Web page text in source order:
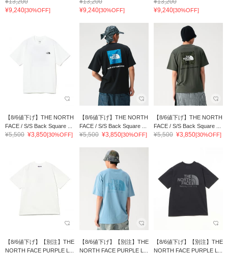
¥13,200
¥9,240[30%OFF]
¥13,200
¥9,240[30%OFF]
¥13,200
¥9,240[30%OFF]
【8/6値下げ】THE NORTH
FACE / S/S Back Square ...
¥5,500 ¥3,850[30%OFF]
【8/6値下げ】THE NORTH
FACE / S/S Back Square ...
¥5,500 ¥3,850[30%OFF]
【8/6値下げ】THE NORTH
FACE / S/S Back Square ...
¥5,500 ¥3,850[30%OFF]
【8/6値下げ】【別注】THE
NORTH FACE PURPLE L...
【8/6値下げ】【別注】THE
NORTH FACE PURPLE L...
【8/6値下げ】【別注】THE
NORTH FACE PURPLE L...